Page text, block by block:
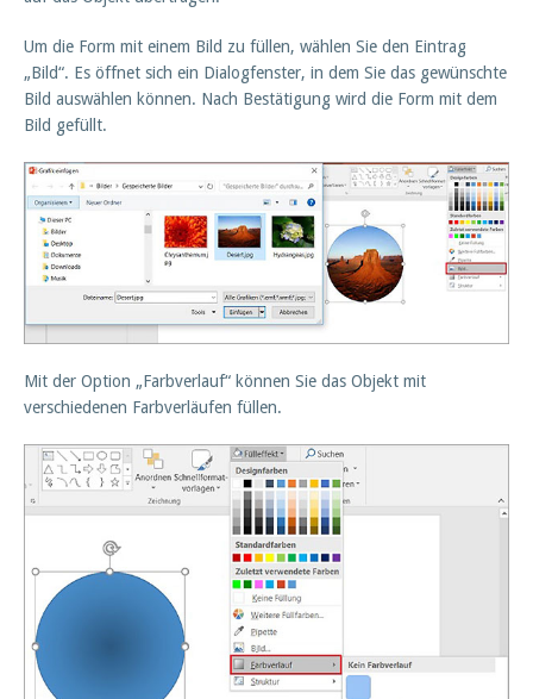
Um die Form mit einem Bild zu füllen, wählen Sie den Eintrag
„Bild“. Es öffnet sich ein Dialogfenster, in dem Sie das gewünschte
Bild auswählen können. Nach Bestätigung wird die Form mit dem
Bild gefüllt.
Mit der Option „Farbverlauf“ können Sie das Objekt mit
verschiedenen Farbverläufen füllen.